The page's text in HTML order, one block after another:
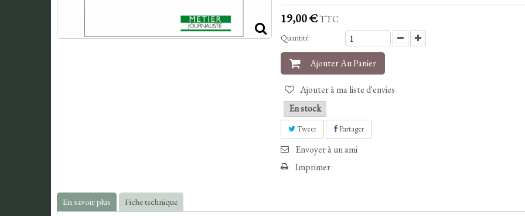
19,00 €TTC
Quantité
Ajouter Au Panier
Ajouter à ma liste d'envies
En stock
Tweet Partager
Envoyer à un ami
Imprimer
En savoir plus Fiche technique